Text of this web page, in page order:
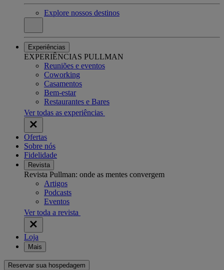
Explore nossos destinos
Experiências
EXPERIÊNCIAS PULLMAN
Reuniões e eventos
Coworking
Casamentos
Bem-estar
Restaurantes e Bares
Ver todas as experiências
Ofertas
Sobre nós
Fidelidade
Revista
Revista Pullman: onde as mentes convergem
Artigos
Podcasts
Eventos
Ver toda a revista
Loja
Mais
Reservar sua hospedagem